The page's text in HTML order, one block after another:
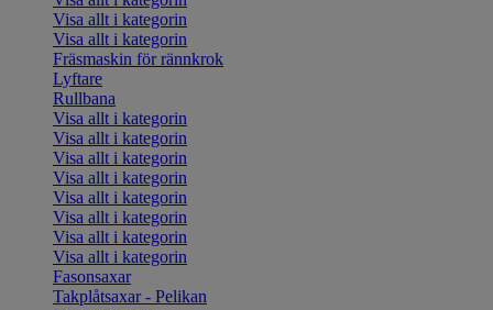
Visa allt i kategorin
Visa allt i kategorin
Fräsmaskin för rännkrok
Lyftare
Rullbana
Visa allt i kategorin
Visa allt i kategorin
Visa allt i kategorin
Visa allt i kategorin
Visa allt i kategorin
Visa allt i kategorin
Visa allt i kategorin
Visa allt i kategorin
Fasonsaxar
Takplåtsaxar - Pelikan